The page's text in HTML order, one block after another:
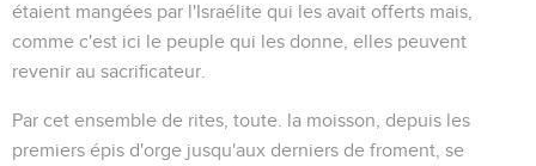
étaient mangées par l'Israélite qui les avait offerts mais,
comme c'est ici le peuple qui les donne, elles peuvent
revenir au sacrificateur.
Par cet ensemble de rites, toute. la moisson, depuis les
premiers épis d'orge jusqu'aux derniers de froment, se